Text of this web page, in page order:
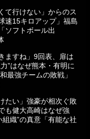
て行けない」からのス
速15キロアップ」福島
ソフトボール出
ますね」9回表、扉は
”はなぜ熊本・有明に
最強チームの敗戦」
たい」強豪が相次ぐ敗
も健大高崎はなぜ強
織”の真意「有能な社